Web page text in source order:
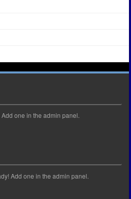
one in the admin panel.
Add one in the admin panel.